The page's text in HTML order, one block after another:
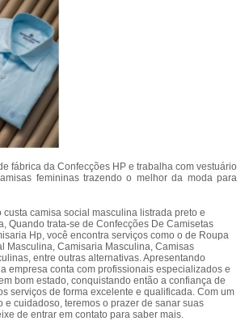
fábrica da Confecções HP e trabalha com vestuário
femininas trazendo o melhor da moda para
custa camisa social masculina listrada preto e
Quando trata-se de Confecções De Camisetas
Hp, você encontra serviços como o de Roupa
Masculina, Camisaria Masculina, Camisas
entre outras alternativas. Apresentando
empresa conta com profissionais especializados e
bom estado, conquistando então a confiança de
serviços de forma excelente e qualificada. Com um
e cuidadoso, teremos o prazer de sanar suas
de entrar em contato para saber mais.